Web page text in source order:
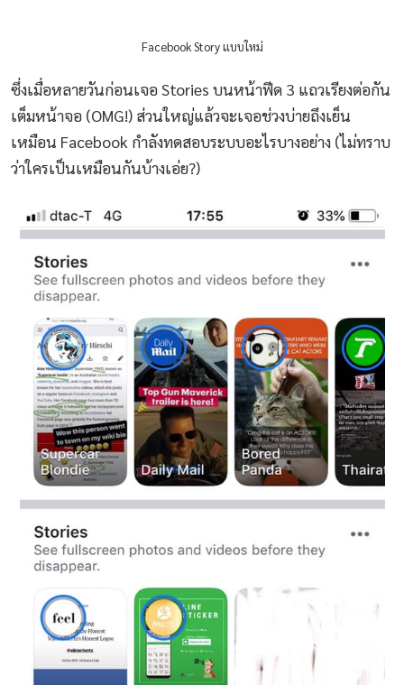
Facebook Story แบบใหม่
ซึ่งเมื่อหลายวันก่อนเจอ Stories บนหน้าฟีด 3 แถวเรียงต่อกัน
เต็มหน้าจอ (OMG!) ส่วนใหญ่แล้วจะเจอช่วงบ่ายถึงเย็น
เหมือน Facebook กำลังทดสอบระบบอะไรบางอย่าง (ไม่ทราบ
ว่าใครเป็นเหมือนกันบ้างเอ่ย?)